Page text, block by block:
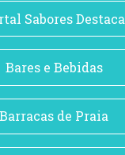
Sabores Destaca
Bares e Bebidas
Barracas de Praia